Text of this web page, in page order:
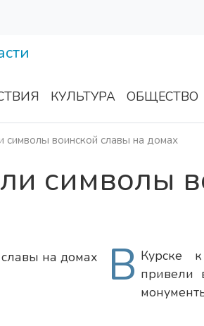
КУЛЬТУРА ОБЩЕСТВО
символы воинской славы на домах
символы
В Курске
привели